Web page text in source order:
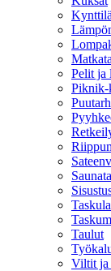
Pelit ja
Piknik-
Taulut
Viltit ja